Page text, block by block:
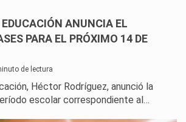
ANUNCIA EL
PARA EL PRÓXIMO 14 DE
de lectura
Héctor Rodríguez, anunció la
escolar correspondiente al…